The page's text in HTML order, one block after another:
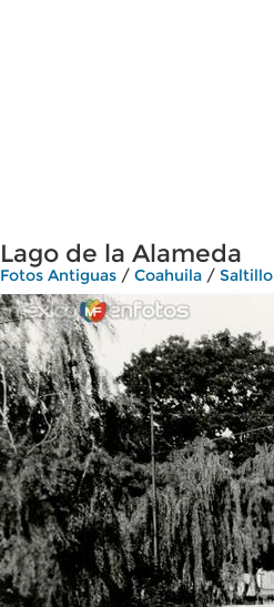
Lago de la Alameda
Fotos Antiguas / Coahuila / Saltillo